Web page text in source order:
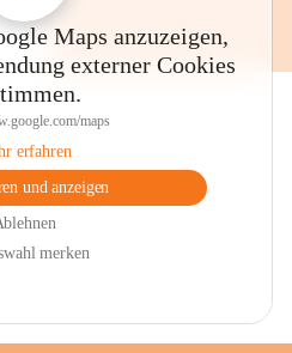
Maps anzuzeigen,
externer Cookies
maps
erfahren
und anzeigen
merken